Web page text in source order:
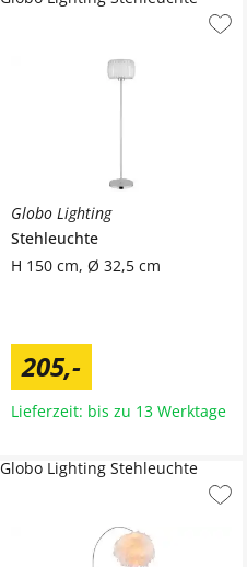
Globo Lighting
Stehleuchte
H 150 cm, Ø 32,5 cm
205,-
Lieferzeit: bis zu 13 Werktage
Globo Lighting Stehleuchte